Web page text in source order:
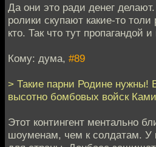
Да они это ради денег
ролики скупают какие-то
кто. Так что тут пропагандой и
Кому: дума, #89
> Такие парни Родине нужны!
высотно бомбовых войск
Этот контингент ментально
шоуменам, чем к солдатам. У